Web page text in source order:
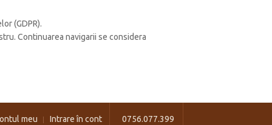
(GDPR).
Continuarea navigarii se considera
0756.077.399
meu Intrare în cont